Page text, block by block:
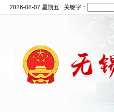
2026-08-07 星期五 关键字：